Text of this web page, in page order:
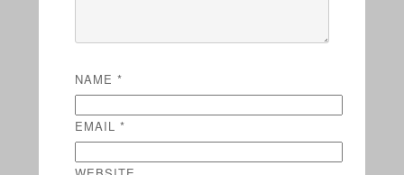
NAME *
EMAIL *